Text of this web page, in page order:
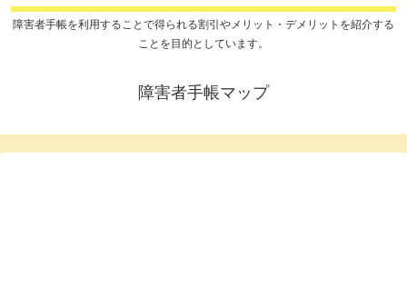
障害者手帳を利用することで得られる割引やメリット・デメリットを紹介する
ことを目的としています。
障害者手帳マップ